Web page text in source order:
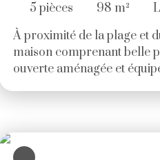
5 pièces 98 m²
À proximité de la plage et
maison comprenant belle
ouverte aménagée et
Copropriété de 47 lots -
en cours). Charges